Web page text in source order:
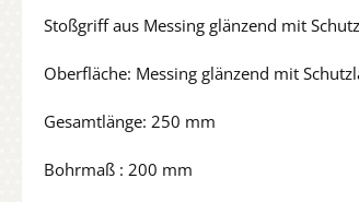
Stoßgriff aus Messing glänzend mit
Oberfläche: Messing glänzend mit
Gesamtlänge: 250 mm
Bohrmaß : 200 mm